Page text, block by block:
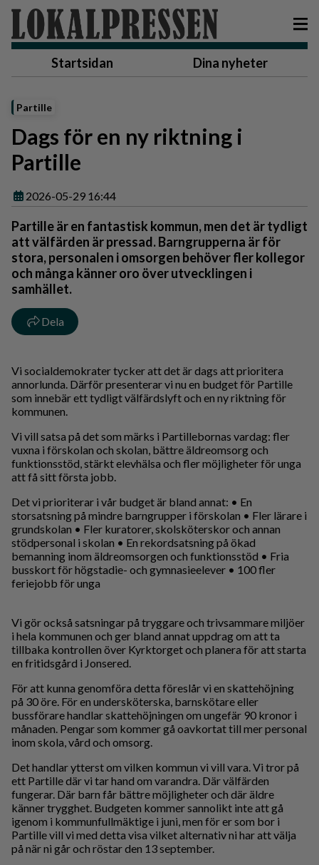
Startsidan Dina nyheter
Partille
Dags för en ny riktning i
Partille
2026-05-29 16:44
Partille är en fantastisk kommun, men det är tydligt
att välfärden är pressad. Barngrupperna är för
stora, personalen i omsorgen behöver fler kollegor
och många känner oro över utvecklingen i
samhället.
Dela
Vi socialdemokrater tycker att det är dags att prioritera
annorlunda. Därför presenterar vi nu en budget för Partille
som innebär ett tydligt välfärdslyft och en ny riktning för
kommunen.
Vi vill satsa på det som märks i Partillebornas vardag: fler
vuxna i förskolan och skolan, bättre äldreomsorg och
funktionsstöd, stärkt elevhälsa och fler möjligheter för unga
att få sitt första jobb.
Det vi prioriterar i vår budget är bland annat: • En
storsatsning på mindre barngrupper i förskolan • Fler lärare i
grundskolan • Fler kuratorer, skolsköterskor och annan
stödpersonal i skolan • En rekordsatsning på ökad
bemanning inom äldreomsorgen och funktionsstöd • Fria
busskort för högstadie- och gymnasieelever • 100 fler
feriejobb för unga
Vi gör också satsningar på tryggare och trivsammare miljöer
i hela kommunen och ger bland annat uppdrag om att ta
tillbaka kontrollen över Kyrktorget och planera för att starta
en fritidsgård i Jonsered.
För att kunna genomföra detta föreslår vi en skattehöjning
på 30 öre. För en undersköterska, barnskötare eller
bussförare handlar skattehöjningen om ungefär 90 kronor i
månaden. Pengar som kommer gå oavkortat till mer personal
inom skola, vård och omsorg.
Det handlar ytterst om vilken kommun vi vill vara. Vi tror på
ett Partille där vi tar hand om varandra. Där välfärden
fungerar. Där barn får bättre möjligheter och där äldre
känner trygghet. Budgeten kommer sannolikt inte att gå
igenom i kommunfullmäktige i juni, men för er som bor i
Partille vill vi med detta visa vilket alternativ ni har att välja
på när ni går och röstar den 13 september.